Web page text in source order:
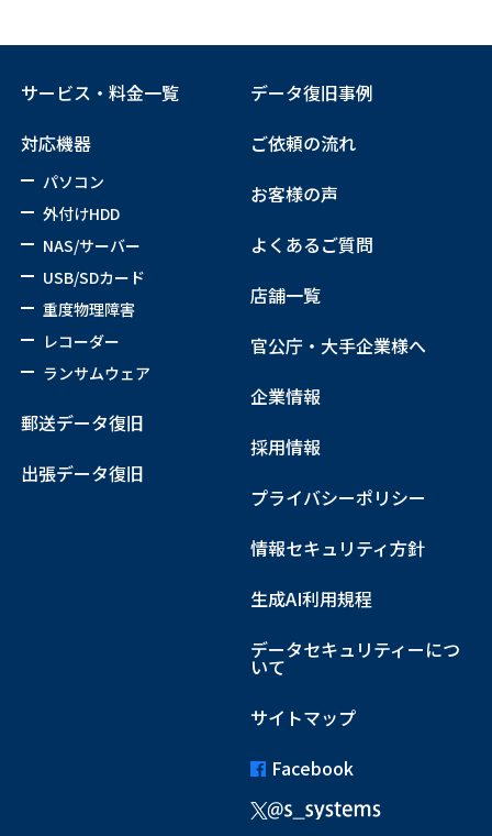
サービス・料金一覧
対応機器
パソコン
外付けHDD
NAS/サーバー
USB/SDカード
重度物理障害
レコーダー
ランサムウェア
郵送データ復旧
出張データ復旧
データ復旧事例
ご依頼の流れ
お客様の声
よくあるご質問
店舗一覧
官公庁・大手企業様へ
企業情報
採用情報
プライバシーポリシー
情報セキュリティ方針
生成AI利用規程
データセキュリティーにつ
いて
サイトマップ
Facebook